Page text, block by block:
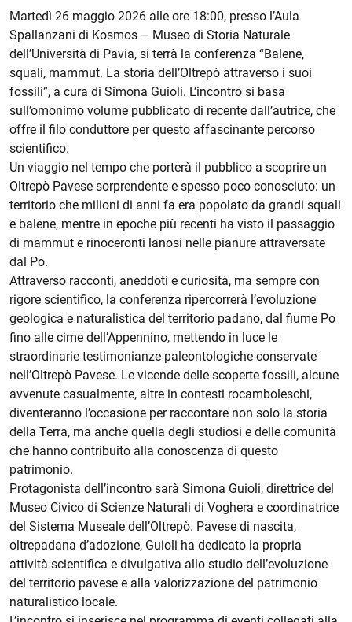
Descrizione evento
Martedì 26 maggio 2026 alle ore 18:00, presso l’Aula
Spallanzani di Kosmos – Museo di Storia Naturale
dell’Università di Pavia, si terrà la conferenza “Balene,
squali, mammut. La storia dell’Oltrepò attraverso i suoi
fossili”, a cura di Simona Guioli. L’incontro si basa
sull’omonimo volume pubblicato di recente dall’autrice, che
offre il filo conduttore per questo affascinante percorso
scientifico.
Un viaggio nel tempo che porterà il pubblico a scoprire un
Oltrepò Pavese sorprendente e spesso poco conosciuto: un
territorio che milioni di anni fa era popolato da grandi squali
e balene, mentre in epoche più recenti ha visto il passaggio
di mammut e rinoceronti lanosi nelle pianure attraversate
dal Po.
Attraverso racconti, aneddoti e curiosità, ma sempre con
rigore scientifico, la conferenza ripercorrerà l’evoluzione
geologica e naturalistica del territorio padano, dal fiume Po
fino alle cime dell’Appennino, mettendo in luce le
straordinarie testimonianze paleontologiche conservate
nell’Oltrepò Pavese. Le vicende delle scoperte fossili, alcune
avvenute casualmente, altre in contesti rocamboleschi,
diventeranno l’occasione per raccontare non solo la storia
della Terra, ma anche quella degli studiosi e delle comunità
che hanno contribuito alla conoscenza di questo
patrimonio.
Protagonista dell’incontro sarà Simona Guioli, direttrice del
Museo Civico di Scienze Naturali di Voghera e coordinatrice
del Sistema Museale dell’Oltrepò. Pavese di nascita,
oltrepadana d’adozione, Guioli ha dedicato la propria
attività scientifica e divulgativa allo studio dell’evoluzione
del territorio pavese e alla valorizzazione del patrimonio
naturalistico locale.